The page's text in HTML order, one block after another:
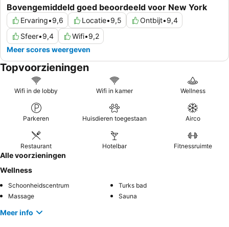
Bovengemiddeld goed beoordeeld voor New York
Ervaring•9,6 Locatie•9,5 Ontbijt•9,4
Sfeer•9,4 Wifi•9,2
Meer scores weergeven
Topvoorzieningen
Wifi in de lobby Wifi in kamer Wellness
Parkeren Huisdieren toegestaan Airco
Restaurant Hotelbar Fitnessruimte
Alle voorzieningen
Wellness
Schoonheidscentrum
Turks bad
Massage
Sauna
Meer info